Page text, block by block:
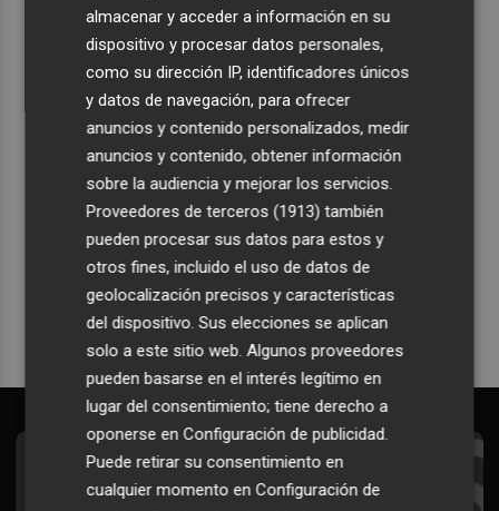
El Roig Arena rinde tributo a Tina Turner con 'Simply
The Best'
Recibe toda la actualidad de
Plaza Podcast en tu correo
Quiero suscribirme
Suscríbete al Boletín
almacenar y acceder a información en su
dispositivo y procesar datos personales,
como su dirección IP, identificadores únicos
y datos de navegación, para ofrecer
anuncios y contenido personalizados, medir
anuncios y contenido, obtener información
sobre la audiencia y mejorar los servicios.
Proveedores de terceros (1913) también
pueden procesar sus datos para estos y
otros fines, incluido el uso de datos de
geolocalización precisos y características
del dispositivo. Sus elecciones se aplican
solo a este sitio web. Algunos proveedores
pueden basarse en el interés legítimo en
lugar del consentimiento; tiene derecho a
oponerse enConfiguración de publicidad.
Puede retirar su consentimiento en
cualquier momento enConfiguración de